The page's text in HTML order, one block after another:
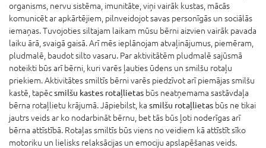
organisms, nervu sistēma, imunitāte, viņi vairāk kustas, mācās
komunicēt ar apkārtējiem, pilnveidojot savas personīgās un sociālās
iemaņas. Tuvojoties siltajam laikam mūsu bērni aizvien vairāk pavada
laiku ārā, svaigā gaisā. Arī mēs ieplānojam atvaļinājumus, piemēram,
pludmalē, baudot silto vasaru. Par aktivitātēm pludmalē sajūsmā
noteikti būs arī bērni, kuri varēs ļauties ūdens un smilšu rotaļu
priekiem. Aktivitātes smiltīs bērni varēs piedzīvot arī piemājas smilšu
kastē, tapēcsmilšu kastes rotaļlietas būs neatņemama sastāvdaļa
bērna rotaļlietu krājumā. Jāpiebilst, ka smilšu rotaļlietas būs ne tikai
jautrs veids ar ko nodarbināt bērnu, bet tās būs ļoti noderīgas arī
bērna attīstībā. Rotaļas smiltīs būs viens no veidiem kā attīstīt sīko
motoriku un lielisks relaksācijas un emociju apslapēšanas veids.